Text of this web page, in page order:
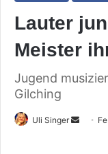
Lauter
Meister
Jugend
Gilching
Uli Singer
Sende